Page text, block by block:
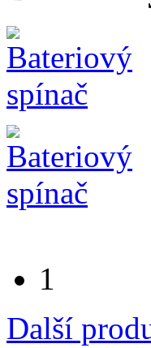
1
Další